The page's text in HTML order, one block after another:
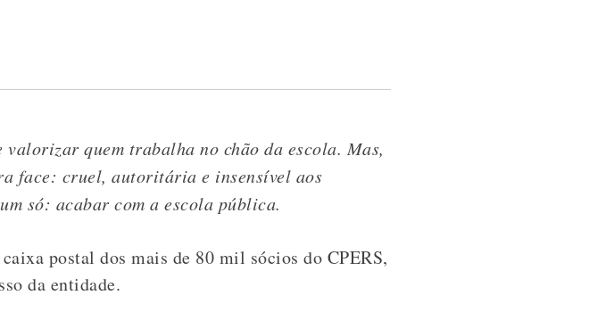
quem trabalha no chão da escola. Mas,
face: cruel, autoritária e insensível aos
só: acabar com a escola pública.
postal dos mais de 80 mil sócios do CPERS,
da entidade.